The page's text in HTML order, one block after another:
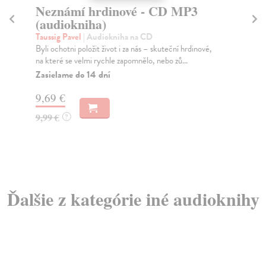
Neznámí hrdinové - CD MP3
(audiokniha)
Taussig Pavel | Audiokniha na CD
Byli ochotni položit život i za nás – skuteční hrdinové,
na které se velmi rychle zapomnělo, nebo zů...
Zasielame do 14 dní
9,69 €
9,99 € ?
Ďalšie z kategórie iné audioknihy